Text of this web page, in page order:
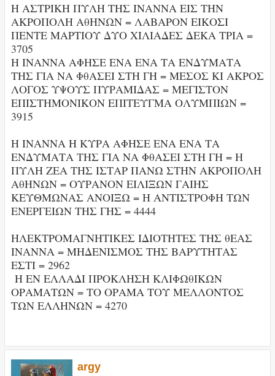
Η ΑΣΤΡΙΚΗ ΠΥΛΗ ΤΗΣ ΙΝΑΝΝΑ ΕΙΣ ΤΗΝ
ΑΚΡΟΠΟΛΗ ΑθΗΝΩΝ = ΛΑΒΑΡΟΝ ΕΙΚΟΣΙ
ΠΕΝΤΕ ΜΑΡΤΙΟΥ ΔΥΟ ΧΙΛΙΑΔΕΣ ΔΕΚΑ ΤΡΙΑ =
3705
Η ΙΝΑΝΝΑ ΑΦΗΣΕ ΕΝΑ ΕΝΑ ΤΑ ΕΝΔΥΜΑΤΑ
ΤΗΣ ΓΙΑ ΝΑ ΦθΑΣΕΙ ΣΤΗ ΓΗ = ΜΕΣΟΣ ΚΙ ΑΚΡΟΣ
ΛΟΓΟΣ ΥΨΟΥΣ ΠΥΡΑΜΙΔΑΣ = ΜΕΓΙΣΤΟΝ
ΕΠΙΣΤΗΜΟΝΙΚΟΝ ΕΠΙΤΕΥΓΜΑ ΟΛΥΜΠΙΩΝ =
3915
Η ΙΝΑΝΝΑ Η ΚΥΡΑ ΑΦΗΣΕ ΕΝΑ ΕΝΑ ΤΑ
ΕΝΔΥΜΑΤΑ ΤΗΣ ΓΙΑ ΝΑ ΦθΑΣΕΙ ΣΤΗ ΓΗ = Η
ΠΥΛΗ ΖΕΑ ΤΗΣ ΙΣΤΑΡ ΠΑΝΩ ΣΤΗΝ ΑΚΡΟΠΟΛΗ
ΑθΗΝΩΝ = ΟΥΡΑΝΟΝ ΕΙΛΙΞΩΝ ΓΑΙΗΣ
ΚΕΥΘΜΩΝΑΣ ΑΝΟΙΞΩ = Η ΑΝΤΙΣΤΡΟΦΗ ΤΩΝ
ΕΝΕΡΓΕΙΩΝ ΤΗΣ ΓΗΣ = 4444
ΗΛΕΚΤΡΟΜΑΓΝΗΤΙΚΕΣ ΙΔΙΟΤΗΤΕΣ ΤΗΣ θΕΑΣ
ΙΝΑΝΝΑ = ΜΗΔΕΝΙΣΜΟΣ ΤΗΣ ΒΑΡΥΤΗΤΑΣ
ΕΣΤΙ = 2962
Η ΕΝ ΕΛΛΑΔΙ ΠΡΟΚΛΗΣΗ ΚΛΙΦΩθΙΚΩΝ
ΟΡΑΜΑΤΩΝ = ΤΟ ΟΡΑΜΑ ΤΟΥ ΜΕΛΛΟΝΤΟΣ
ΤΩΝ ΕΛΛΗΝΩΝ = 4270
argy